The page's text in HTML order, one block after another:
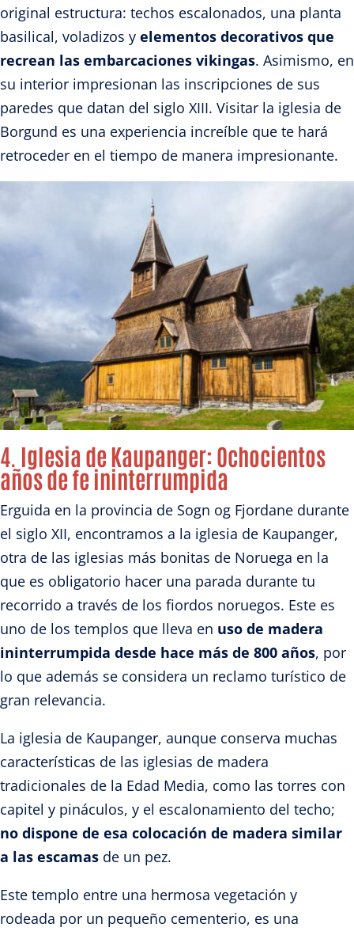
original estructura: techos escalonados, una planta
basilical, voladizos y elementos decorativos que
recrean las embarcaciones vikingas. Asimismo, en
su interior impresionan las inscripciones de sus
paredes que datan del siglo XIII. Visitar la iglesia de
Borgund es una experiencia increíble que te hará
retroceder en el tiempo de manera impresionante.
4. Iglesia de Kaupanger: Ochocientos
años de fe ininterrumpida
Erguida en la provincia de Sogn og Fjordane durante
el siglo XII, encontramos a la iglesia de Kaupanger,
otra de las iglesias más bonitas de Noruega en la
que es obligatorio hacer una parada durante tu
recorrido a través de los fiordos noruegos. Este es
uno de los templos que lleva en uso de madera
ininterrumpida desde hace más de 800 años, por
lo que además se considera un reclamo turístico de
gran relevancia.
La iglesia de Kaupanger, aunque conserva muchas
características de las iglesias de madera
tradicionales de la Edad Media, como las torres con
capitel y pináculos, y el escalonamiento del techo;
no dispone de esa colocación de madera similar
a las escamas de un pez.
Este templo entre una hermosa vegetación y
rodeada por un pequeño cementerio, es una